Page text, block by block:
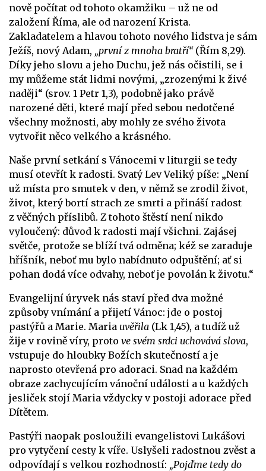
nově počítat od tohoto okamžiku – už ne od
založení Říma, ale od narození Krista.
Zakladatelem a hlavou tohoto nového lidstva je sám
Ježíš, nový Adam, „první z mnoha bratří“(Řím 8,29).
Díky jeho slovu a jeho Duchu, jež nás očistili, se i
my můžeme stát lidmi novými, „zrozenými k živé
naději“ (srov. 1 Petr 1,3), podobně jako právě
narozené děti, které mají před sebou nedotčené
všechny možnosti, aby mohly ze svého života
vytvořit něco velkého a krásného.
Naše první setkání s Vánocemi v liturgii se tedy
musí otevřít k radosti. Svatý Lev Veliký píše: „Není
už místa pro smutek v den, v němž se zrodil život,
život, který bortí strach ze smrti a přináší radost
z věčných příslibů. Z tohoto štěstí není nikdo
vyloučený: důvod k radosti mají všichni. Zajásej
světče, protože se blíží tvá odměna; kéž se zaraduje
hříšník, neboť mu bylo nabídnuto odpuštění; ať si
pohan dodá více odvahy, neboť je povolán k životu.“
Evangelijní úryvek nás staví před dva možné
způsoby vnímání a přijetí Vánoc: jde o postoj
pastýřů a Marie. Maria uvěřila (Lk 1,45), a tudíž už
žije v rovině víry, proto ve svém srdci uchovává slova,
vstupuje do hloubky Božích skutečností a je
naprosto otevřená pro adoraci. Snad na každém
obraze zachycujícím vánoční události a u každých
jesliček stojí Maria vždycky v postoji adorace před
Dítětem.
Pastýři naopak posloužili evangelistovi Lukášovi
pro vytyčení cesty k víře. Uslyšeli radostnou zvěst a
odpovídají s velkou rozhodností: „Pojďme tedy do